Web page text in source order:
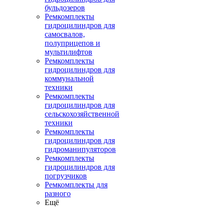
бульдозеров
Ремкомплекты
гидроцилиндров для
самосвалов,
полуприцепов и
мультилифтов
Ремкомплекты
гидроцилиндров для
коммунальной
техники
Ремкомплекты
гидроцилиндров для
сельскохозяйственной
техники
Ремкомплекты
гидроцилиндров для
гидроманипуляторов
Ремкомплекты
гидроцилиндров для
погрузчиков
Ремкомплекты для
разного
Ещё